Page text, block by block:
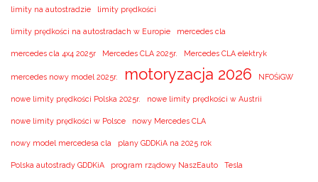
limity na autostradzie limity prędkości
limity prędkości na autostradach w Europie mercedes cla
mercedes cla 4x4 2025r Mercedes CLA 2025r. Mercedes CLA elektryk
mercedes nowy model 2025r. motoryzacja 2026 NFOŚiGW
nowe limity prędkości Polska 2025r. nowe limity prędkości w Austrii
nowe limity prędkości w Polsce nowy Mercedes CLA
nowy model mercedesa cla plany GDDKiA na 2025 rok
Polska autostrady GDDKiA program rządowy NaszEauto Tesla